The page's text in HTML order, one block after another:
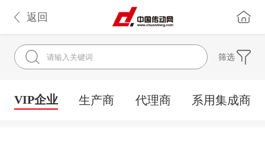
返回
筛选
VIP企业 生产商 代理商 系用集成商